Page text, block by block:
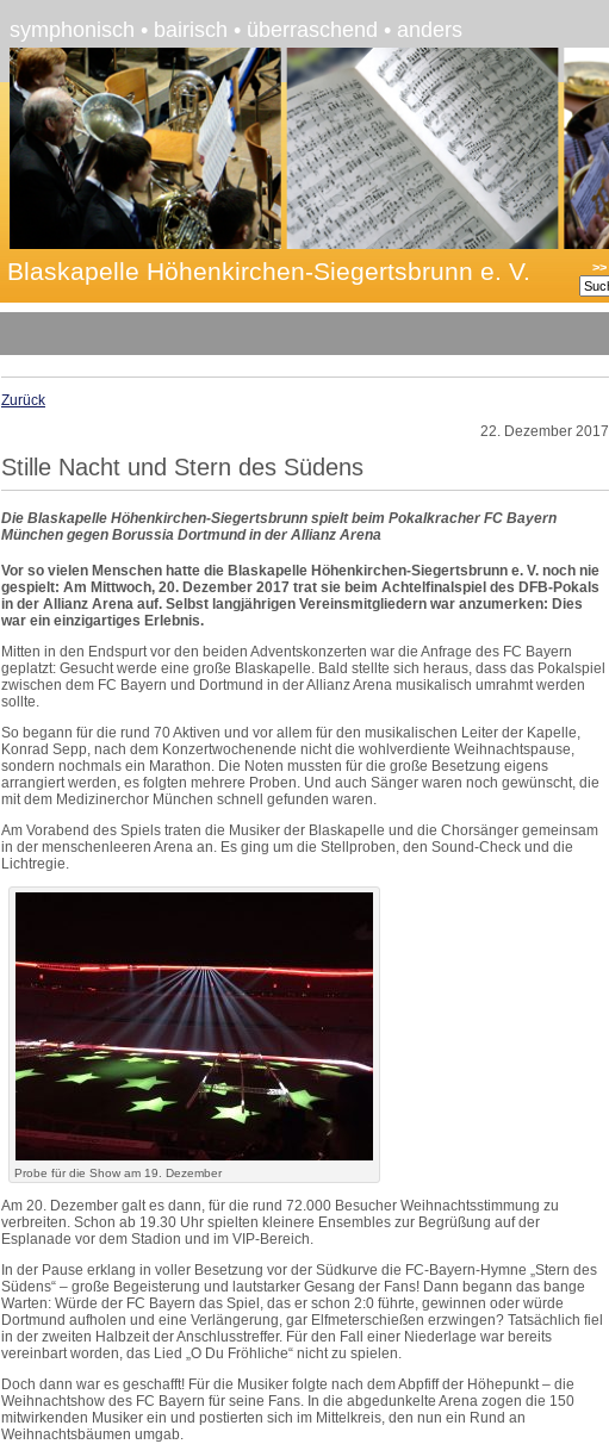
symphonisch • bairisch • überraschend • anders
Blaskapelle Höhenkirchen-Siegertsbrunn e. V. >>
Zurück
22. Dezember 2017
Stille Nacht und Stern des Südens
Die Blaskapelle Höhenkirchen-Siegertsbrunn spielt beim Pokalkracher FC Bayern
München gegen Borussia Dortmund in der Allianz Arena
Vor so vielen Menschen hatte die Blaskapelle Höhenkirchen-Siegertsbrunn e. V. noch nie
gespielt: Am Mittwoch, 20. Dezember 2017 trat sie beim Achtelfinalspiel des DFB-Pokals
in der Allianz Arena auf. Selbst langjährigen Vereinsmitgliedern war anzumerken: Dies
war ein einzigartiges Erlebnis.
Mitten in den Endspurt vor den beiden Adventskonzerten war die Anfrage des FC Bayern
geplatzt: Gesucht werde eine große Blaskapelle. Bald stellte sich heraus, dass das Pokalspiel
zwischen dem FC Bayern und Dortmund in der Allianz Arena musikalisch umrahmt werden
sollte.
So begann für die rund 70 Aktiven und vor allem für den musikalischen Leiter der Kapelle,
Konrad Sepp, nach dem Konzertwochenende nicht die wohlverdiente Weihnachtspause,
sondern nochmals ein Marathon. Die Noten mussten für die große Besetzung eigens
arrangiert werden, es folgten mehrere Proben. Und auch Sänger waren noch gewünscht, die
mit dem Medizinerchor München schnell gefunden waren.
Am Vorabend des Spiels traten die Musiker der Blaskapelle und die Chorsänger gemeinsam
in der menschenleeren Arena an. Es ging um die Stellproben, den Sound-Check und die
Lichtregie.
Probe für die Show am 19. Dezember
Am 20. Dezember galt es dann, für die rund 72.000 Besucher Weihnachtsstimmung zu
verbreiten. Schon ab 19.30 Uhr spielten kleinere Ensembles zur Begrüßung auf der
Esplanade vor dem Stadion und im VIP-Bereich.
In der Pause erklang in voller Besetzung vor der Südkurve die FC-Bayern-Hymne „Stern des
Südens“ – große Begeisterung und lautstarker Gesang der Fans! Dann begann das bange
Warten: Würde der FC Bayern das Spiel, das er schon 2:0 führte, gewinnen oder würde
Dortmund aufholen und eine Verlängerung, gar Elfmeterschießen erzwingen? Tatsächlich fiel
in der zweiten Halbzeit der Anschlusstreffer. Für den Fall einer Niederlage war bereits
vereinbart worden, das Lied „O Du Fröhliche“ nicht zu spielen.
Doch dann war es geschafft! Für die Musiker folgte nach dem Abpfiff der Höhepunkt – die
Weihnachtshow des FC Bayern für seine Fans. In die abgedunkelte Arena zogen die 150
mitwirkenden Musiker ein und postierten sich im Mittelkreis, den nun ein Rund an
Weihnachtsbäumen umgab.